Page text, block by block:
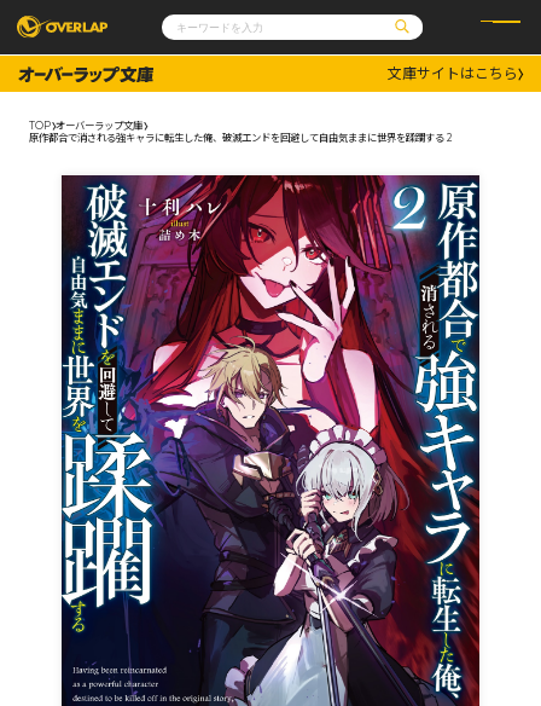
コミックガルド
コミッククリエ
LiQulle
ノベルス
ノベルスf
コミックエッセイ
ポケットモンスター
アニメ
ゲーム
OVERLAP STORE
オーバーラップ広報室
企業
会社概要
採用情報
アクセス
オーバーラップホールディングス
お問い合わせはこちら
オーバーラップ文庫
オーバーラップノベルス
オーバーラップノベルスf
ロサージュノベルス
コミックガルド
文庫サイトはこちら
TOP オーバーラップ文庫
原作都合で消される強キャラに転生した俺、破滅エンドを回避して自由気ままに世界を蹂躙する 2